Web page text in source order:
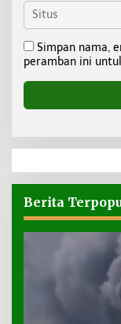
Simpan nama,
peramban ini
Berita